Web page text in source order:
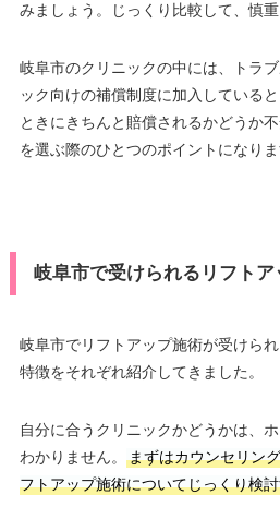
みましょう。じっくり比較して、慎
岐阜市のクリニックの中には、トラ
ック向けの補償制度に加入している
ときにきちんと賠償されるかどうか
を選ぶ際のひとつのポイントになりま
岐阜市で受けられるリフト
岐阜市でリフトアップ施術が受けら
特徴をそれぞれ紹介してきました。
自分に合うクリニックかどうかは、
わかりません。
まずはカウンセリン
フトアップ施術についてじっくり検